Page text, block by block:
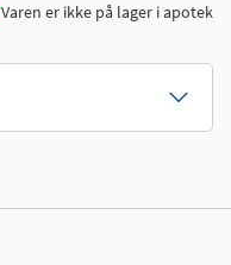
Varen er ikke på lager i apotek